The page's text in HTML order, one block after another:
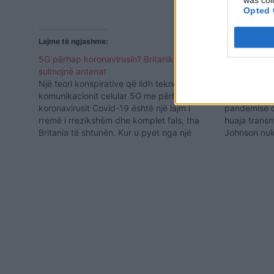
Opted
Lajme të ngjashme:
5G përhap koronavirusin? Britanikët
sulmojnë antenat
Një teori konspirative që lidh teknologjinë e
komunikacionit celular 5G me përhapjen e
koronavirusit Covid-19 është një lajm i
rremë i rrezikshëm dhe komplet fals, tha
Britania të shtunën. Kur u pyet nga një
“Boris
pandemisë
huaja
Johnson